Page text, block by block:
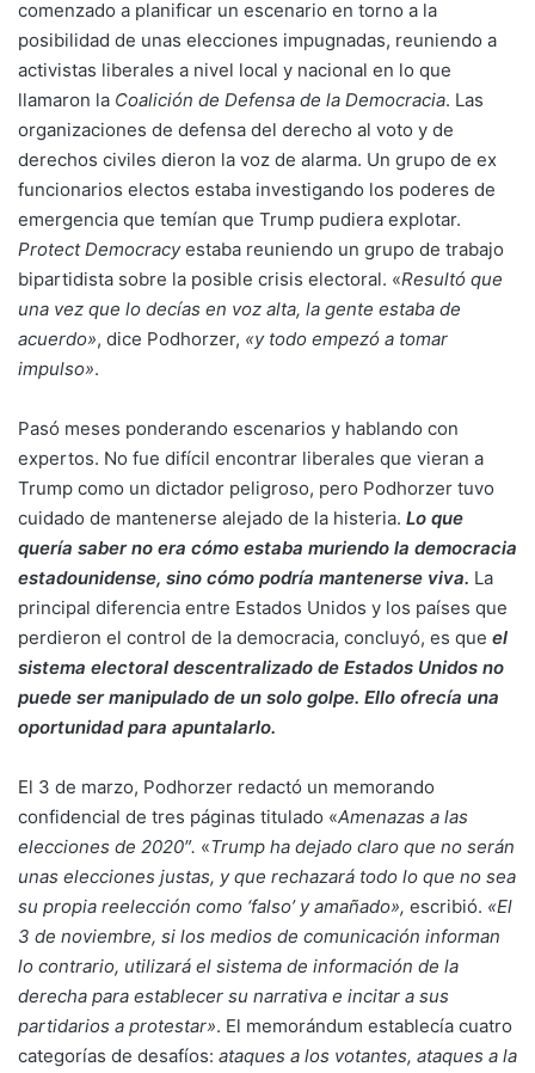
comenzado a planificar un escenario en torno a la
posibilidad de unas elecciones impugnadas, reuniendo a
activistas liberales a nivel local y nacional en lo que
llamaron la Coalición de Defensa de la Democracia. Las
organizaciones de defensa del derecho al voto y de
derechos civiles dieron la voz de alarma. Un grupo de ex
funcionarios electos estaba investigando los poderes de
emergencia que temían que Trump pudiera explotar.
Protect Democracyestaba reuniendo un grupo de trabajo
bipartidista sobre la posible crisis electoral. «Resultó que
una vez que lo decías en voz alta, la gente estaba de
acuerdo», dice Podhorzer, «y todo empezó a tomar
impulso».
Pasó meses ponderando escenarios y hablando con
expertos. No fue difícil encontrar liberales que vieran a
Trump como un dictador peligroso, pero Podhorzer tuvo
cuidado de mantenerse alejado de la histeria. Lo que
quería saber no era cómo estaba muriendo la democracia
estadounidense, sino cómo podría mantenerse viva. La
principal diferencia entre Estados Unidos y los países que
perdieron el control de la democracia, concluyó, es que el
sistema electoral descentralizado de Estados Unidos no
puede ser manipulado de un solo golpe. Ello ofrecía una
oportunidad para apuntalarlo.
El 3 de marzo, Podhorzer redactó un memorando
confidencial de tres páginas titulado «Amenazas a las
elecciones de 2020″. «Trump ha dejado claro que no serán
unas elecciones justas, y que rechazará todo lo que no sea
su propia reelección como ‘falso’ y amañado», escribió. «El
3 de noviembre, si los medios de comunicación informan
lo contrario, utilizará el sistema de información de la
derecha para establecer su narrativa e incitar a sus
partidarios a protestar». El memorándum establecía cuatro
categorías de desafíos: ataques a los votantes, ataques a la